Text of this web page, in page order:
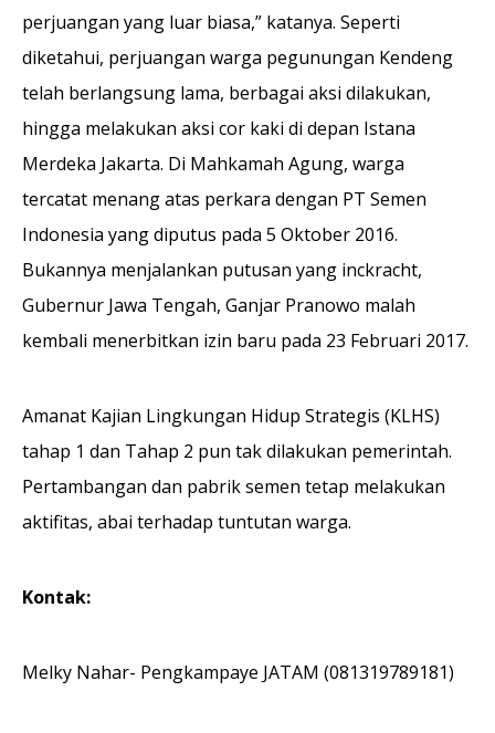
perjuangan yang luar biasa,” katanya. Seperti
diketahui, perjuangan warga pegunungan Kendeng
telah berlangsung lama, berbagai aksi dilakukan,
hingga melakukan aksi cor kaki di depan Istana
Merdeka Jakarta. Di Mahkamah Agung, warga
tercatat menang atas perkara dengan PT Semen
Indonesia yang diputus pada 5 Oktober 2016.
Bukannya menjalankan putusan yang inckracht,
Gubernur Jawa Tengah, Ganjar Pranowo malah
kembali menerbitkan izin baru pada 23 Februari 2017.
Amanat Kajian Lingkungan Hidup Strategis (KLHS)
tahap 1 dan Tahap 2 pun tak dilakukan pemerintah.
Pertambangan dan pabrik semen tetap melakukan
aktifitas, abai terhadap tuntutan warga.
Kontak:
Melky Nahar- Pengkampaye JATAM (081319789181)